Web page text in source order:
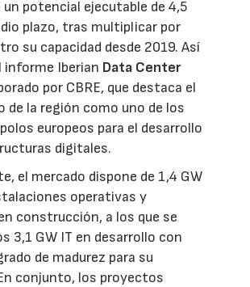
potencial ejecutable de 4,5
plazo, tras multiplicar por
su capacidad desde 2019. Así
informe Iberian Data Center
por CBRE, que destaca el
de la región como uno de los
europeos para el desarrollo
digitales.
el mercado dispone de 1,4 GW
operativas y
construcción, a los que se
3,1 GW IT en desarrollo con
de madurez para su
conjunto, los proyectos